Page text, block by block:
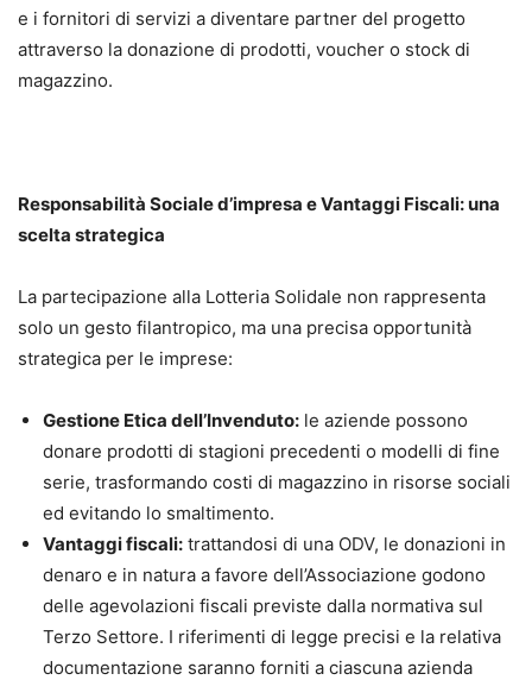
e i fornitori di servizi a diventare partner del progetto
attraverso la donazione di prodotti, voucher o stock di
magazzino.
Responsabilità Sociale d’impresa e Vantaggi Fiscali: una
scelta strategica
La partecipazione alla Lotteria Solidale non rappresenta
solo un gesto filantropico, ma una precisa opportunità
strategica per le imprese:
Gestione Etica dell’Invenduto: le aziende possono
donare prodotti di stagioni precedenti o modelli di fine
serie, trasformando costi di magazzino in risorse sociali
ed evitando lo smaltimento.
Vantaggi fiscali: trattandosi di una ODV, le donazioni in
denaro e in natura a favore dell’Associazione godono
delle agevolazioni fiscali previste dalla normativa sul
Terzo Settore. I riferimenti di legge precisi e la relativa
documentazione saranno forniti a ciascuna azienda